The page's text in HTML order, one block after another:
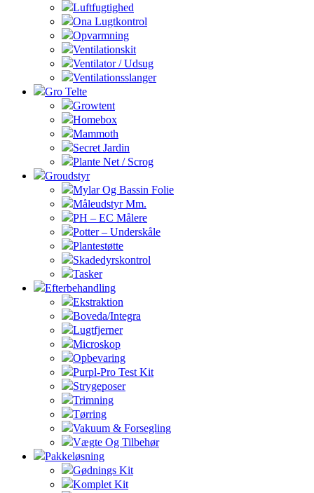
Luftfugtighed
Ona Lugtkontrol
Opvarmning
Ventilationskit
Ventilator / Udsug
Ventilationsslanger
Gro Telte
Growtent
Homebox
Mammoth
Secret Jardin
Plante Net / Scrog
Groudstyr
Mylar Og Bassin Folie
Måleudstyr Mm.
PH – EC Målere
Potter – Underskåle
Plantestøtte
Skadedyrskontrol
Tasker
Efterbehandling
Ekstraktion
Boveda/Integra
Lugtfjerner
Microskop
Opbevaring
Purpl-Pro Test Kit
Strygeposer
Trimning
Tørring
Vakuum & Forsegling
Vægte Og Tilbehør
Pakkeløsning
Gødnings Kit
Komplet Kit